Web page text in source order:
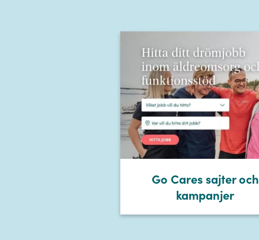
Go Cares sajter och
kampanjer